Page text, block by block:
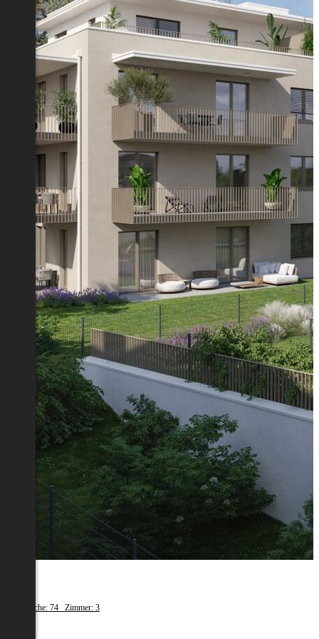
Wohnfläche: 74 Zimmer: 3